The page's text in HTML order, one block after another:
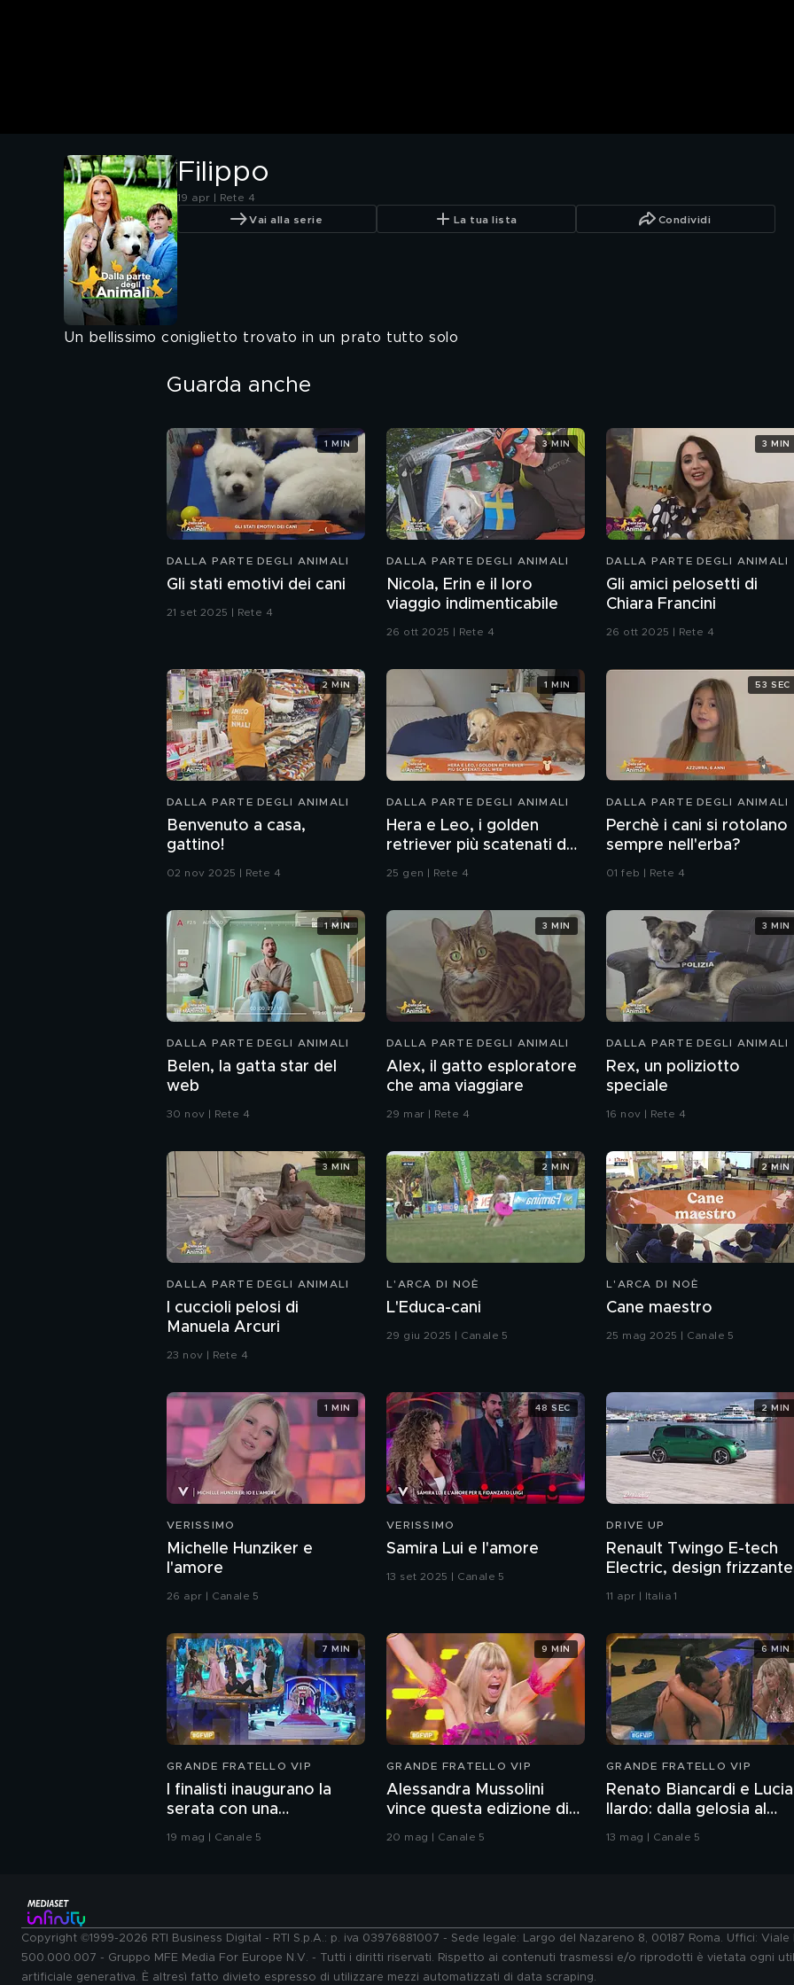
Filippo
19 apr | Rete 4
Vai alla serie La tua lista Condividi
Un bellissimo coniglietto trovato in un prato tutto solo
Guarda anche
DALLA PARTE DEGLI ANIMALI
Gli stati emotivi dei cani
21 set 2025 | Rete 4
1 MIN
DALLA PARTE DEGLI ANIMALI
Nicola, Erin e il loro
viaggio indimenticabile
26 ott 2025 | Rete 4
3 MIN
DALLA PARTE DEGLI ANIMALI
Gli amici pelosetti di
Chiara Francini
26 ott 2025 | Rete 4
3 MIN
DALLA PARTE DEGLI ANIMALI
Benvenuto a casa,
gattino!
02 nov 2025 | Rete 4
2 MIN
DALLA PARTE DEGLI ANIMALI
Hera e Leo, i golden
retriever più scatenati del
25 gen | Rete 4
1 MIN
DALLA PARTE DEGLI ANIMALI
Perchè i cani si rotolano
sempre nell'erba?
01 feb | Rete 4
53 SEC
DALLA PARTE DEGLI ANIMALI
Belen, la gatta star del
web
30 nov | Rete 4
1 MIN
DALLA PARTE DEGLI ANIMALI
Alex, il gatto esploratore
che ama viaggiare
29 mar | Rete 4
3 MIN
DALLA PARTE DEGLI ANIMALI
Rex, un poliziotto
speciale
16 nov | Rete 4
3 MIN
DALLA PARTE DEGLI ANIMALI
I cuccioli pelosi di
Manuela Arcuri
23 nov | Rete 4
3 MIN
L'ARCA DI NOÈ
L'Educa-cani
29 giu 2025 | Canale 5
2 MIN
L'ARCA DI NOÈ
Cane maestro
25 mag 2025 | Canale 5
2 MIN
VERISSIMO
Michelle Hunziker e
l'amore
26 apr | Canale 5
1 MIN
VERISSIMO
Samira Lui e l'amore
13 set 2025 | Canale 5
48 SEC
DRIVE UP
Renault Twingo E-tech
Electric, design frizzante
e forme arrotondate
11 apr | Italia 1
2 MIN
GRANDE FRATELLO VIP
I finalisti inaugurano la
serata con una
coreografia
19 mag | Canale 5
7 MIN
GRANDE FRATELLO VIP
Alessandra Mussolini
vince questa edizione di
Grande Fratello VIP
20 mag | Canale 5
9 MIN
GRANDE FRATELLO VIP
Renato Biancardi e Lucia
Ilardo: dalla gelosia al
13 mag | Canale 5
6 MIN
Copyright ©1999-2026 RTI Business Digital - RTI S.p.A.: p. iva 03976881007 - Sede legale: Largo del Nazareno 8, 00187 Roma. Uffici:
500.000.007 - Gruppo MFE Media For Europe N.V. - Tutti i diritti riservati. Rispetto ai contenuti trasmessi e/o riprodotti è vietata ogni
artificiale generativa. È altresì fatto divieto espresso di utilizzare mezzi automatizzati di data scraping.